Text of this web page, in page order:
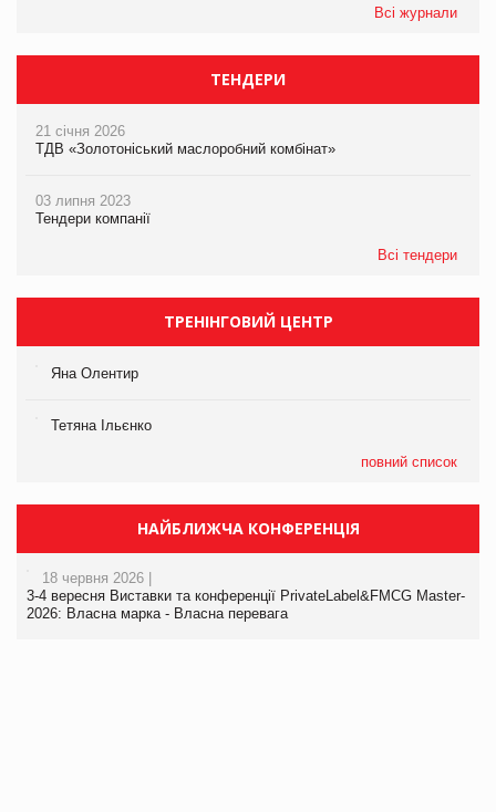
Всі журнали
ТЕНДЕРИ
21 січня 2026
ТДВ «Золотоніський маслоробний комбінат»
03 липня 2023
Тендери компанії
Всі тендери
ТРЕНІНГОВИЙ ЦЕНТР
Яна Олентир
Тетяна Ільєнко
повний список
НАЙБЛИЖЧА КОНФЕРЕНЦІЯ
18 червня 2026 |
3-4 вересня Виставки та конференції PrivateLabel&FMCG Master-
2026: Власна марка - Власна перевага